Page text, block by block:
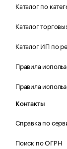
Каталог по
Каталог
Каталог ИП по
Правила
Правила
Контакты
Справка по
Поиск по ОГРН